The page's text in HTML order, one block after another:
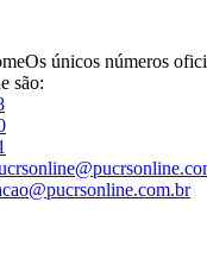
Os únicos números
são: